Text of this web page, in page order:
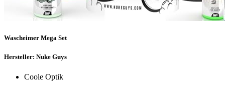
Wascheimer Mega Set
Hersteller: Nuke Guys
Coole Optik